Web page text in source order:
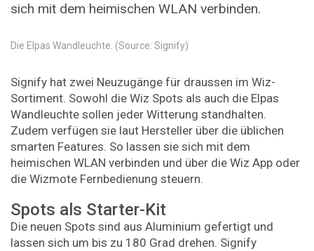
sich mit dem heimischen WLAN verbinden.
Die Elpas Wandleuchte. (Source: Signify)
Signify hat zwei Neuzugänge für draussen im Wiz-
Sortiment. Sowohl die Wiz Spots als auch die Elpas
Wandleuchte sollen jeder Witterung standhalten.
Zudem verfügen sie laut Hersteller über die üblichen
smarten Features. So lassen sie sich mit dem
heimischen WLAN verbinden und über die Wiz App oder
die Wizmote Fernbedienung steuern.
Spots als Starter-Kit
Die neuen Spots sind aus Aluminium gefertigt und
lassen sich um bis zu 180 Grad drehen. Signify